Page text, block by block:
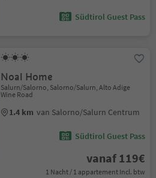
Südtirol Guest Pass
Noal Home
Salurn/Salorno, Salorno/Salurn, Alto Adige
Wine Road
1.4 km van Salorno/Salurn Centrum
Südtirol Guest Pass
vanaf 119€
1 Nacht / 1 appartement Incl. btw